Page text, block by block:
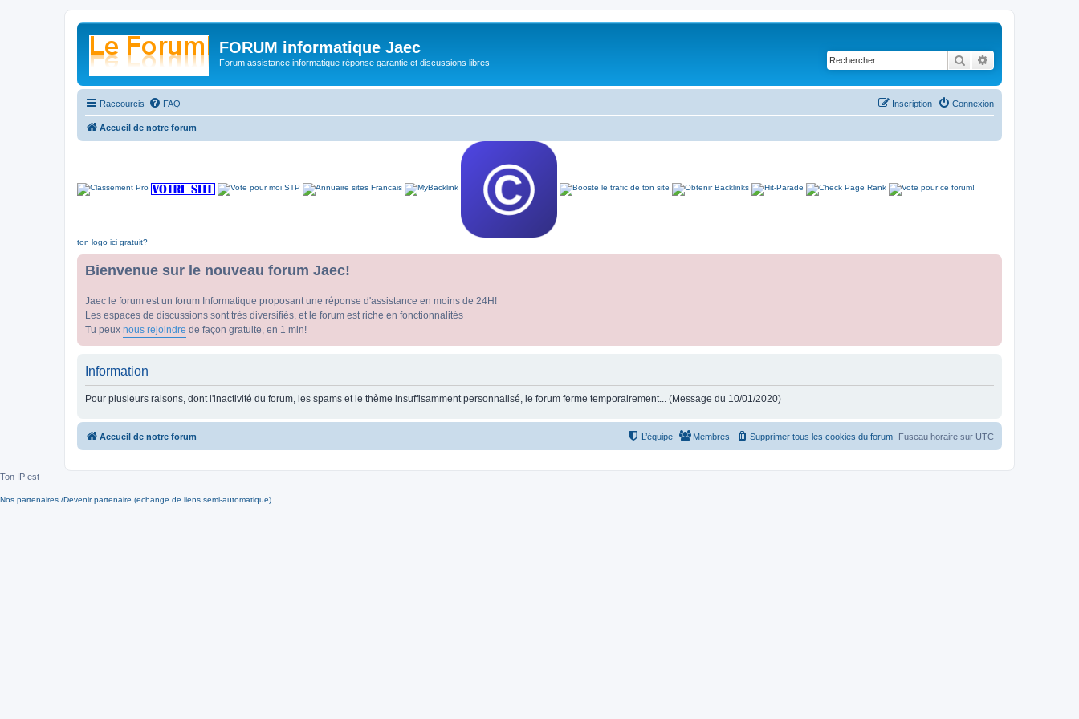
FORUM informatique Jaec
Forum assistance informatique réponse garantie et discussions libres Rechercher
Raccourcis FAQ Connexion
Inscription
Accueil de notre forum
ton logo ici gratuit?
Bienvenue sur le nouveau forum Jaec!
Jaec le forum est un forum Informatique proposant une réponse d'assistance en moins de 24H!
Les espaces de discussions sont très diversifiés, et le forum est riche en fonctionnalités
Tu peux nous rejoindre de façon gratuite, en 1 min!
Information
Pour plusieurs raisons, dont l'inactivité du forum, les spams et le thème insuffisamment personnalisé, le forum ferme temporairement... (Message du 10/01/2020)
Accueil de notre forum Fuseau horaire sur UTC
Supprimer tous les cookies du forum
Membres
L’équipe
Ton IP est
Nos partenaires /Devenir partenaire (echange de liens semi-automatique)